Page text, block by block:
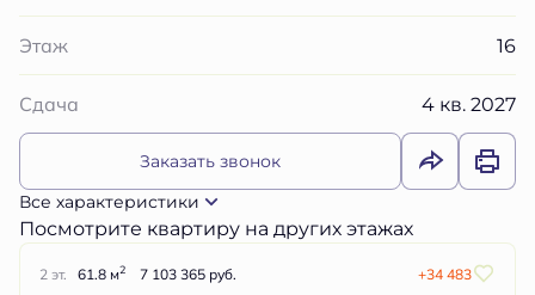
Этаж 16
Сдача 4 кв. 2027
Заказать звонок
Все характеристики
Посмотрите квартиру на других этажах
2 эт. 61.8 м2 7 103 365 руб. +34 483